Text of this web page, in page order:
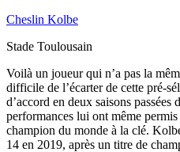
Cheslin Kolbe
Stade Toulousain
Voilà un joueur qui n’a pas la
difficile de l’écarter de cette pré-
d’accord en deux saisons passées
performances lui ont même
champion du monde à la clé.
14 en 2019, après un titre de